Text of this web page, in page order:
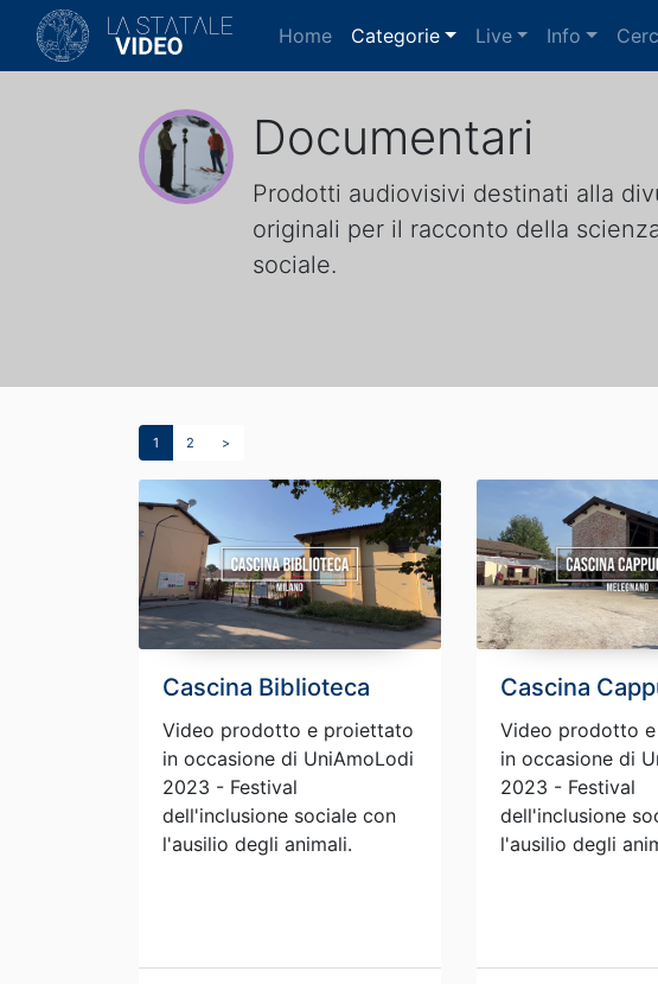
Home(current)
Categorie Live Info
Documentari
Prodotti audiovisivi destinati alla
originali per il racconto della
sociale.
1 2 >
Cascina Biblioteca
Video prodotto e proiettato
in occasione di UniAmoLodi
2023 - Festival
dell'inclusione sociale con
l'ausilio degli animali.
Cascina
Video prodotto
in occasione di
2023 - Festival
dell'inclusione
l'ausilio degli